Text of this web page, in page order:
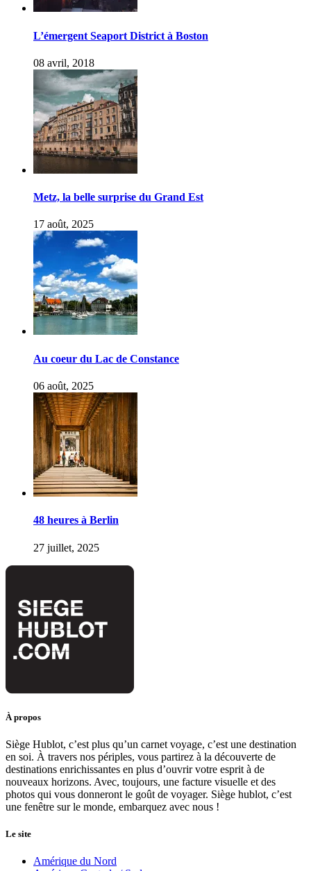
L’émergent Seaport District à Boston
08 avril, 2018
Metz, la belle surprise du Grand Est
17 août, 2025
Au coeur du Lac de Constance
06 août, 2025
48 heures à Berlin
27 juillet, 2025
À propos
Siège Hublot, c’est plus qu’un carnet voyage, c’est une destination
en soi. À travers nos périples, vous partirez à la découverte de
destinations enrichissantes en plus d’ouvrir votre esprit à de
nouveaux horizons. Avec, toujours, une facture visuelle et des
photos qui vous donneront le goût de voyager. Siège hublot, c’est
une fenêtre sur le monde, embarquez avec nous !
Le site
Amérique du Nord